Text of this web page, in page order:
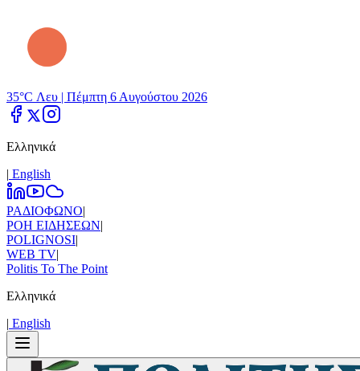
35°C Λευ | Πέμπτη 6 Αυγούστου 2026
Ελληνικά
| Εnglish
ΡΑΔΙΟΦΩΝΟ|
ΡΟΗ ΕΙΔΗΣΕΩΝ|
POLIGNOSI|
WEB TV|
Politis To The Point
Ελληνικά
| Εnglish